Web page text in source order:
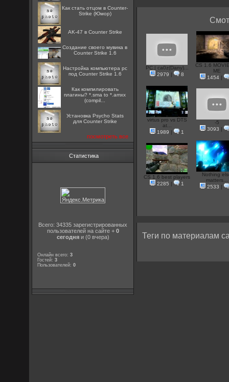
Как стать отцом в Counter-
Strike (Юмор)
AK-47 в Counter Strike
Создание своего мувика в
Counter Strike 1.6
Настройка компьютера pc
под Counter Strike 1.6
Как компилировать
плагины? *.sma to *.amxx
(compil...
Установка Psycho Stats
для Counter Strike
посмотреть все
Статистика
Всего: 34335 зарегистрированных
пользователей на сайте + 0
сегодняи (0 вчера)
Онлайн всего:3
Гостей:3
Пользователей:0
PC | ca0z(Dany)...
2979 | 8
CS 1.6
ME
1454|
virtus pro vs DTS
at...
1989 | 1
-5
3093 |
CS 1.6 best players
2285 | 1
Nothing
matters...
2533 |
Теги по материалам